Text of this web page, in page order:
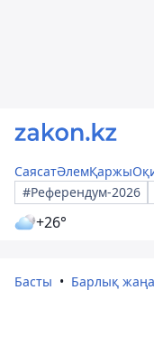
СаясатӘлемҚаржы
#Референдум-2026
+26°
Басты Барлық